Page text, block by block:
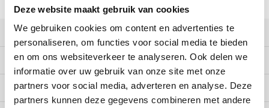
Deze website maakt gebruik van cookies
We gebruiken cookies om content en advertenties te
personaliseren, om functies voor social media te bieden
en om ons websiteverkeer te analyseren. Ook delen we
informatie over uw gebruik van onze site met onze
partners voor social media, adverteren en analyse. Deze
partners kunnen deze gegevens combineren met andere
Klantenservice
Mijn account
Categorieën